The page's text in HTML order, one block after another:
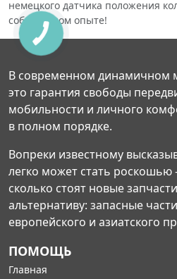
немецкого датчика положения
собственном опыте!
В современном динамичном
это гарантия свободы
мобильности и личного
в полном порядке.
Вопреки известному
легко может стать роскошью
сколько стоят новые
альтернативу: запасные
европейского и азиатского
ПОМОЩЬ
Главная